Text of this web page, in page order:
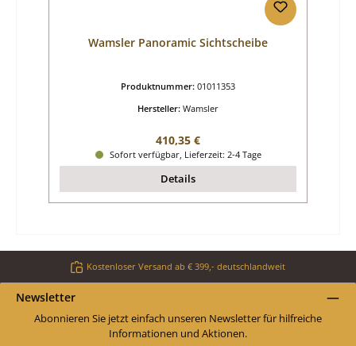
Wamsler Panoramic Sichtscheibe
Produktnummer: 01011353
Hersteller: Wamsler
Regulärer Preis:
410,35 €
Sofort verfügbar, Lieferzeit: 2-4 Tage
Details
Kostenloser Versand ab € 399,- deutschlandweit
Newsletter
Abonnieren Sie jetzt einfach unseren Newsletter für hilfreiche
Informationen und Aktionen.